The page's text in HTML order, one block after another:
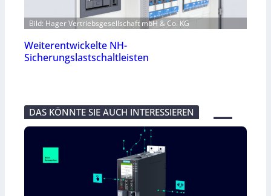
Bild: Hager Vertriebsgesellschaft mbH & Co. KG
Weiterentwickelte NH-
Sicherungslastschaltleisten
DAS KÖNNTE SIE AUCH INTERESSIEREN